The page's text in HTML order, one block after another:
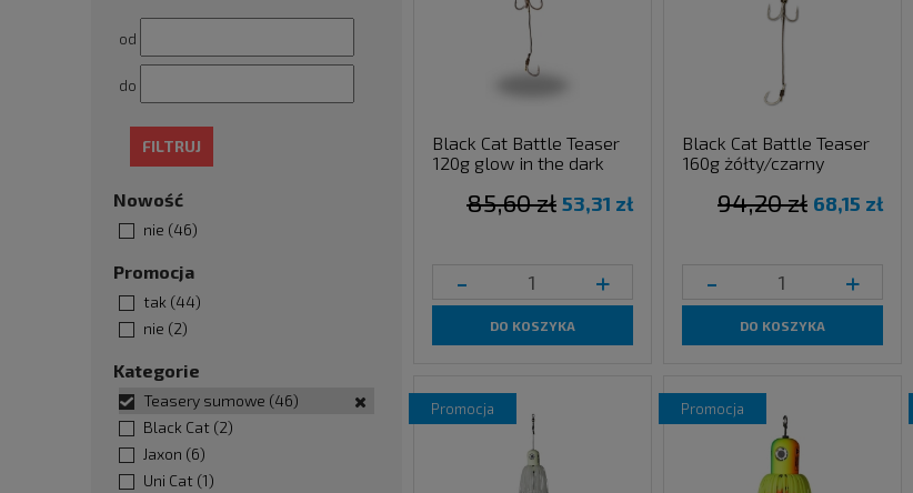
Kategorie
Teasery sumowe (46)
Black Cat (2)
Jaxon (6)
Uni Cat (1)
od
do
FILTRUJ
Nowość
nie (46)
Promocja
tak (44)
nie (2)
Black Cat Battle Teaser
120g glow in the dark
53,31 zł
85,60 zł
- +
DO KOSZYKA
Black Cat Battle Teaser
160g żółty/czarny
68,15 zł
94,20 zł
- +
DO KOSZYKA
promocja promocja